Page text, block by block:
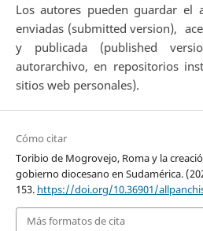
Los autores pueden guardar el
enviadas (submitted version),
y publicada (published
autorarchivo, en repositorios
sitios web personales).
Cómo citar
Toribio de Mogrovejo, Roma y la
gobierno diocesano en Sudamérica.
153. https://doi.org/10.36901/
Más formatos de cita